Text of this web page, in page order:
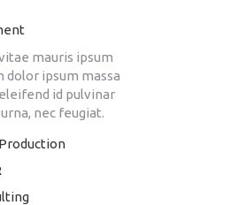
mauris ipsum
dolor ipsum massa
id pulvinar
nec feugiat.